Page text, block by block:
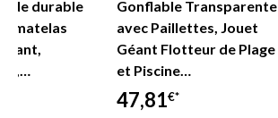
durable
matelas
Gonflable Transparente
avec Paillettes, Jouet
Géant Flotteur de Plage
et Piscine…
47,81€*